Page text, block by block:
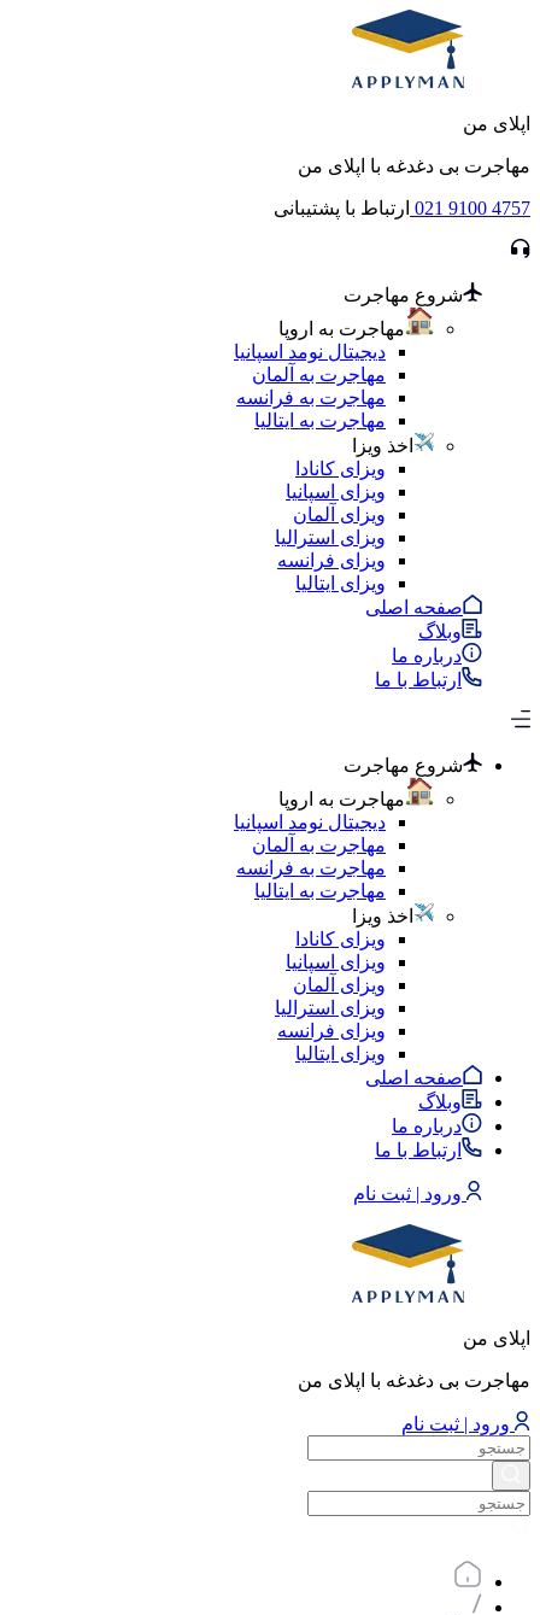
اپلای من
مهاجرت بی دغدغه با اپلای من
021 9100 4757 ارتباط با پشتیبانی
شروع مهاجرت
مهاجرت به اروپا
دیجیتال نومد اسپانیا
مهاجرت به آلمان
مهاجرت به فرانسه
مهاجرت به ایتالیا
اخذ ویزا
ویزای کانادا
ویزای اسپانیا
ویزای آلمان
ویزای استرالیا
ویزای فرانسه
ویزای ایتالیا
صفحه اصلی
وبلاگ
درباره ما
ارتباط با ما
شروع مهاجرت
مهاجرت به اروپا
دیجیتال نومد اسپانیا
مهاجرت به آلمان
مهاجرت به فرانسه
مهاجرت به ایتالیا
اخذ ویزا
ویزای کانادا
ویزای اسپانیا
ویزای آلمان
ویزای استرالیا
ویزای فرانسه
ویزای ایتالیا
صفحه اصلی
وبلاگ
درباره ما
ارتباط با ما
ورود | ثبت نام
اپلای من
مهاجرت بی دغدغه با اپلای من
ورود | ثبت نام